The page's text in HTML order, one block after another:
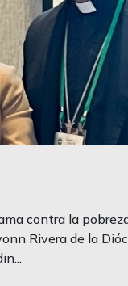
contra la
Rivera de la